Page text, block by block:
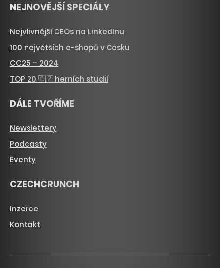
NEJNOVĚJŠÍ SPECIÁLY
Nejvlivnější CEOs na LinkedInu
100 největších e-shopů v Česku
CC25 – 2024
TOP 20 🇨🇿 herních studií
DÁLE TVOŘÍME
Newslettery
Podcasty
Eventy
CZECHCRUNCH
Inzerce
Kontakt